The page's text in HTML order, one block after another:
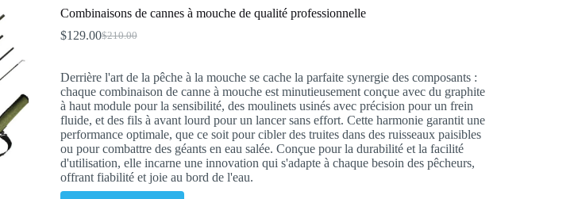
Combinaisons de cannes à mouche de qualité professionnelle
$210.00
Le
initial
était :
$210.00.
$129.00Le
actuel
est :
$129.00.
Derrière l'art de la pêche à la mouche se cache la parfaite synergie des composants :
chaque combinaison de canne à mouche est minutieusement conçue avec du graphite
à haut module pour la sensibilité, des moulinets usinés avec précision pour un frein
fluide, et des fils à avant lourd pour un lancer sans effort. Cette harmonie garantit une
performance optimale, que ce soit pour cibler des truites dans des ruisseaux paisibles
ou pour combattre des géants en eau salée. Conçue pour la durabilité et la facilité
d'utilisation, elle incarne une innovation qui s'adapte à chaque besoin des pêcheurs,
offrant fiabilité et joie au bord de l'eau.